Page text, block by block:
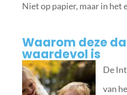
Niet op papier, maar in het
Waarom deze
waardevol is
De
van